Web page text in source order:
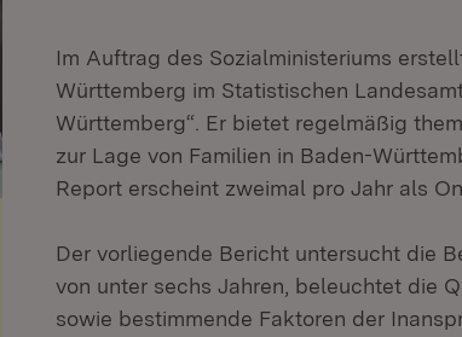
Im Auftrag des Sozialministeriums
Württemberg im Statistischen
Württemberg“. Er bietet regelmäßig
zur Lage von Familien in Baden-
Report erscheint zweimal pro Jahr als
Der vorliegende Bericht untersucht die
von unter sechs Jahren, beleuchtet die
sowie bestimmende Faktoren der